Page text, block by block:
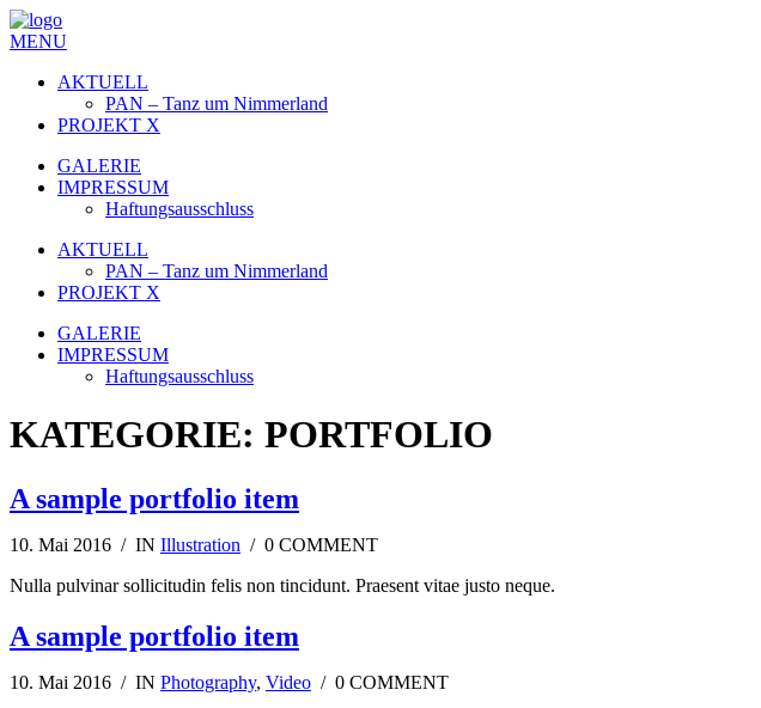
MENU
AKTUELL
PAN – Tanz um Nimmerland
PROJEKT X
GALERIE
IMPRESSUM
Haftungsausschluss
AKTUELL
PAN – Tanz um Nimmerland
PROJEKT X
GALERIE
IMPRESSUM
Haftungsausschluss
KATEGORIE: PORTFOLIO
A sample portfolio item
10. Mai 2016 / IN Illustration / 0 COMMENT
Nulla pulvinar sollicitudin felis non tincidunt. Praesent vitae justo neque.
A sample portfolio item
10. Mai 2016 / IN Photography, Video / 0 COMMENT